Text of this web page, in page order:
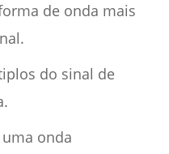
de onda mais
do sinal de
onda